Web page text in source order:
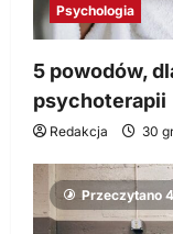
Psychologia
5 powodów,
psychoterapii
Redakcja 30
Przeczytano